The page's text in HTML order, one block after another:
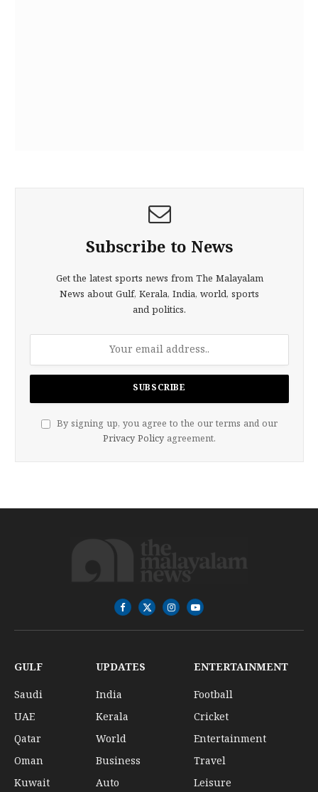
Subscribe to News
Get the latest sports news from The Malayalam
News about Gulf, Kerala, India, world, sports
and politics.
By signing up, you agree to the our terms and our
Privacy Policy agreement.
Facebook
X
(Twitter)
InstagramYouTube
GULF
Saudi
UAE
Qatar
Oman
Kuwait
UPDATES
India
Kerala
World
Business
Auto
ENTERTAINMENT
Football
Cricket
Entertainment
Travel
Leisure